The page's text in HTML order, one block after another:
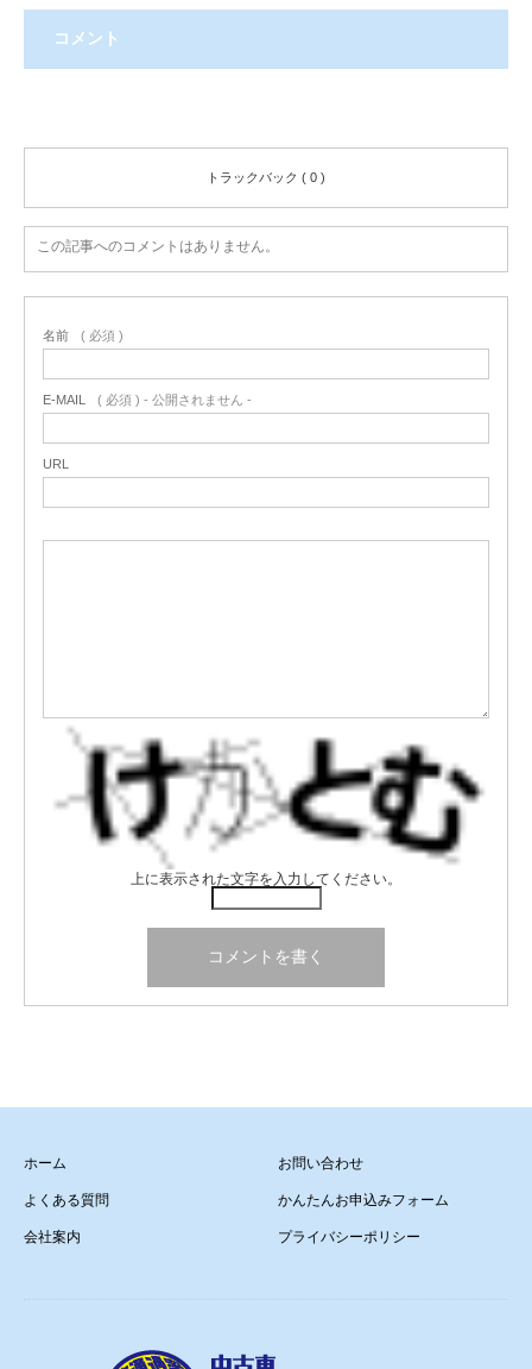
コメント
トラックバック ( 0 )
この記事へのコメントはありません。
名前 ( 必須 )
E-MAIL ( 必須 ) - 公開されません -
URL
上に表示された文字を入力してください。
ホーム
よくある質問
会社案内
お問い合わせ
かんたんお申込みフォーム
プライバシーポリシー